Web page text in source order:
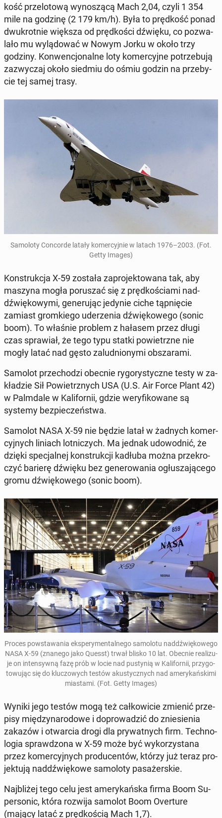
kość prze­lo­to­wą wy­no­szą­cą Mach 2,04, czyli 1 354
mile na godzinę (2 179 km/h). Była to pręd­kość ponad
dwu­krot­nie większa od pręd­ko­ści dźwięku, co po­zwa­
la­ło mu wy­lą­do­wać w Nowym Jorku w około trzy
godziny. Kon­wen­cjo­nal­ne loty ko­mer­cyj­ne po­trze­bu­ją
za­zwy­czaj około siedmiu do ośmiu godzin na prze­by­
cie tej samej trasy.
Sa­mo­lo­ty Con­cor­de latały ko­mer­cyj­nie w latach 1976–2003. (Fot.
Getty Images)
Kon­struk­cja X-59 została za­pro­jek­to­wa­na tak, aby
maszyna mogła po­ru­szać się z pręd­ko­ścia­mi nad­
dźwię­ko­wy­mi, ge­ne­ru­jąc jedynie ciche tąp­nię­cie
zamiast grom­kie­go ude­rze­nia dźwię­ko­we­go (sonic
boom). To właśnie problem z hałasem przez długi
czas spra­wiał, że tego typu statki po­wietrz­ne nie
mogły latać nad gęsto za­lud­nio­ny­mi ob­sza­ra­mi.
Samolot prze­cho­dzi obecnie ry­go­ry­stycz­ne testy w za­
kła­dzie Sił Po­wietrz­nych USA (U.S. Air Force Plant 42)
w Palm­da­le w Ka­li­for­nii, gdzie we­ry­fi­ko­wa­ne są
systemy bez­pie­czeń­stwa.
Samolot NASA X-59 nie będzie latał w żadnych ko­mer­
cyj­nych liniach lot­ni­czych. Ma jednak udo­wod­nić, że
dzięki spe­cjal­nej kon­struk­cji kadłuba można prze­kro­
czyć barierę dźwięku bez ge­ne­ro­wa­nia ogłu­sza­ją­ce­go
gromu dźwię­ko­we­go (sonic boom).
Proces po­wsta­wa­nia eks­pe­ry­men­tal­ne­go sa­mo­lo­tu nad­dźwię­ko­we­go
NASA X-59 (znanego jako Quesst) trwał blisko 10 lat. Obecnie re­ali­zu­
je on in­ten­syw­ną fazę prób w locie nad pu­sty­nią w Ka­li­for­nii, przy­go­
to­wu­jąc się do klu­czo­wych testów aku­stycz­nych nad ame­ry­kań­ski­mi
mia­sta­mi. (Fot. Getty Images)
Wyniki jego testów mogą też cał­ko­wi­cie zmienić prze­
pi­sy mię­dzy­na­ro­do­we i do­pro­wa­dzić do znie­sie­nia
zakazów i otwar­cia drogi dla pry­wat­nych firm. Tech­no­
lo­gia spraw­dzo­na w X-59 może być wy­ko­rzy­sta­na
przez ko­mer­cyj­nych pro­du­cen­tów, którzy już teraz pro­
jek­tu­ją nad­dźwię­ko­we sa­mo­lo­ty pa­sa­żer­skie.
Naj­bli­żej tego celu jest ame­ry­kań­ska firma Boom Su­
per­so­nic, która rozwija samolot Boom Over­tu­re
(mający latać z pręd­ko­ścią Mach 1,7).